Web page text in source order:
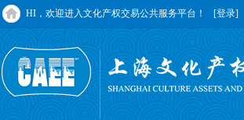
HI，欢迎进入文化产权交易公共服务平台！ [登录]